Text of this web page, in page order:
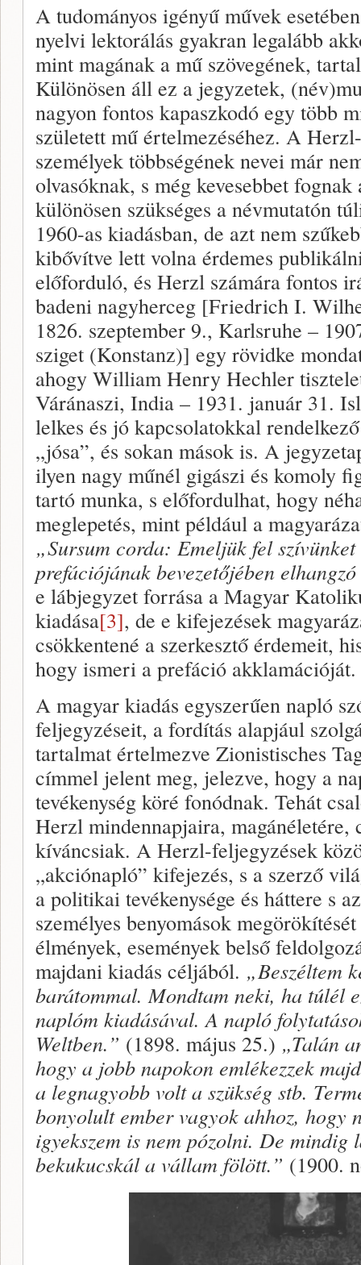
A tudományos igényű művek
nyelvi lektorálás gyakran legalább
mint magának a mű szövegének,
Különösen áll ez a jegyzetek,
nagyon fontos kapaszkodó egy több
született mű értelmezéséhez. A
személyek többségének nevei már
olvasóknak, s még kevesebbet
különösen szükséges a névmutatón
1960-as kiadásban, de azt nem
kibővítve lett volna érdemes
előforduló, és Herzl számára fontos
badeni nagyherceg [Friedrich I.
1826. szeptember 9., Karlsruhe –
sziget (Konstanz)] egy rövidke
ahogy William Henry Hechler
Váránaszi, India – 1931. január 31.
lelkes és jó kapcsolatokkal
„jósa”, és sokan mások is. A
ilyen nagy műnél gigászi és komoly
tartó munka, s előfordulhat, hogy
meglepetés, mint például a
„Sursum corda: Emeljük fel
prefációjának bevezetőjében
e lábjegyzet forrása a Magyar
kiadása[3], de e kifejezések
csökkentené a szerkesztő érdemeit,
hogy ismeri a prefáció akklamációját.
A magyar kiadás egyszerűen napló
feljegyzéseit, a fordítás alapjául
tartalmat értelmezve Zionistisches
címmel jelent meg, jelezve, hogy a
tevékenység köré fonódnak. Tehát
Herzl mindennapjaira, magánéletére,
kíváncsiak. A Herzl-feljegyzések
„akciónapló” kifejezés, s a szerző
a politikai tevékenysége és háttere s
személyes benyomások
élmények, események belső
majdani kiadás céljából. „Beszéltem
barátommal. Mondtam neki, ha túlél
naplóm kiadásával. A napló
Weltben.” (1898. május 25.) „Talán
hogy a jobb napokon emlékezzek
a legnagyobb volt a szükség stb.
bonyolult ember vagyok ahhoz,
igyekszem is nem pózolni. De mindig
bekukucskál a vállam fölött.” (1900.